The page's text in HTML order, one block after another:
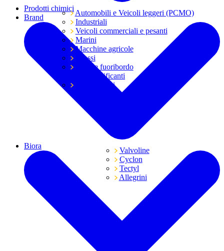
Automobili e Veicoli leggeri (PCMO)
Industriali
Veicoli commerciali e pesanti
Marini
Macchine agricole
Grassi
Moto e fuoribordo
Tutti i lubrificanti
Trasmissioni
Prodotti chimici
Brand
Valvoline
Cyclon
Tectyl
Allegrini
Biora